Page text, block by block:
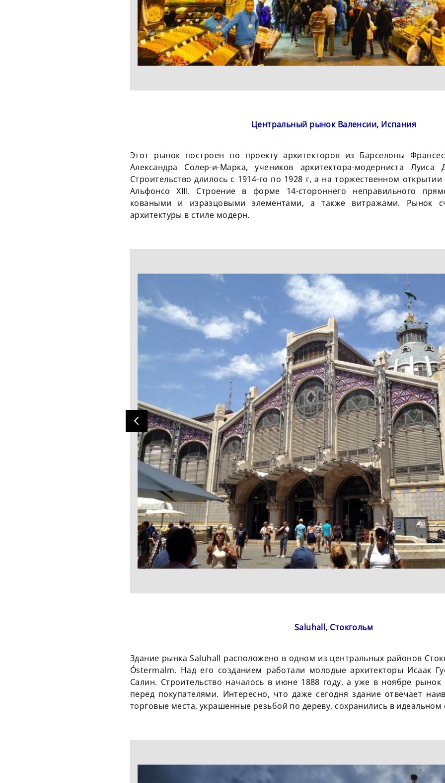
Центральный рынок Валенсии, Испания
Этот рынок построен по проекту архитекторов из Барселоны
Александра Солер-и-Марка, учеников архитектора-модерниста Луиса
Строительство длилось с 1914-го по 1928 г, а на торжественном открытии
Альфонсо XIII. Строение в форме 14-стороннего неправильного
коваными и изразцовыми элементами, а также витражами. Рынок
архитектуры в стиле модерн.
Saluhall, Стокгольм
Здание рынка Saluhall расположено в одном из центральных районов
Óstermalm. Над его созданием работали молодые архитекторы Исаак
Салин. Строительство началось в июне 1888 году, а уже в ноябре рынок
перед покупателями. Интересно, что даже сегодня здание отвечает
торговые места, украшенные резьбой по дереву, сохранились в идеальном